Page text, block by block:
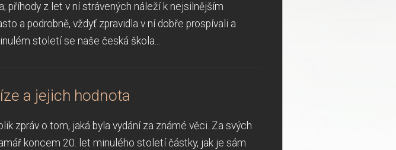
příhody z let v ní strávených náleží k nejsilnějším
a podrobně, vždyť zpravidla v ní dobře prospívali a
století se naše česká škola...
a jejich hodnota
zpráv o tom, jaká byla vydání za známé věci. Za svých
koncem 20. let minulého století částky, jak je sám